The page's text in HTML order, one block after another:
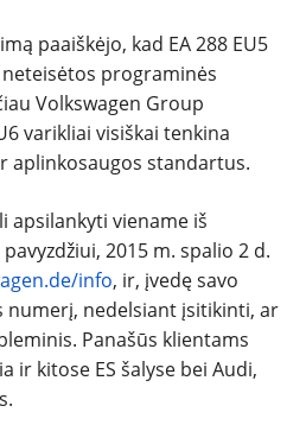
paaiškėjo, kad EA 288 EU5
programinės
Volkswagen Group
varikliai visiškai tenkina
aplinkosaugos standartus.
apsilankyti viename iš
2015 m. spalio 2 d.
info, ir, įvedę savo
numerį, nedelsiant įsitikinti, ar
Panašūs klientams
ir kitose ES šalyse bei Audi,